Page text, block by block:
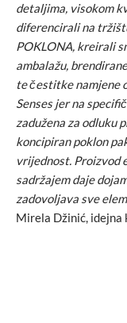
detaljima, visokom
diferencirali na
POKLONA, kreirali
ambalažu,
te čestitke namjene
Senses jer na
zadužena za odluku
koncipiran poklon
vrijednost. Proizvod
sadržajem daje
zadovoljava sve
Mirela Džinić, idejna